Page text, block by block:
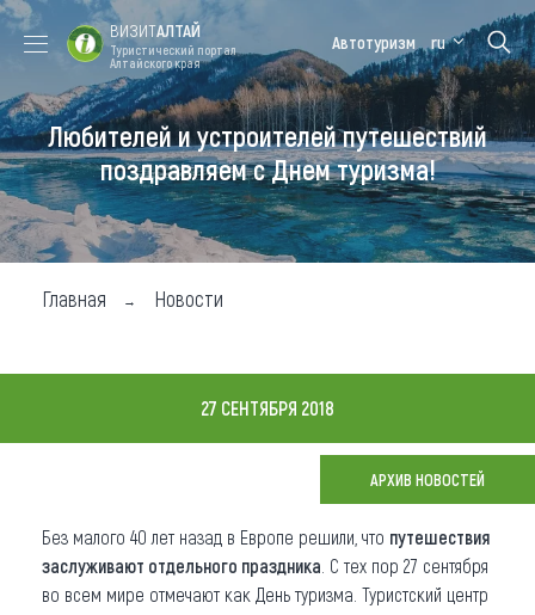
Форум VISIT
ALTAI
Цветение
маральника
Медицинский
форум
Алтайская
зимовка
Туры
Где побывать
Чем заняться
Где остановиться
Новости
Что привезти (сувениры)
ВИЗИТАЛТАЙ
Туристический портал
Алтайского края
Автотуризм ru
Любителей и устроителей путешествий
поздравляем с Днем туризма!
Главная Новости
27 СЕНТЯБРЯ 2018
АРХИВ НОВОСТЕЙ
Без малого 40 лет назад в Европе решили, что путешествия
заслуживают отдельного праздника . С тех пор 27 сентября
во всем мире отмечают как День туризма. Туристский центр